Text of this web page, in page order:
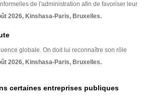
de l'administration afin de favoriser leur
2026, Kinshasa-Paris, Bruxelles.
globale. On doit lui reconnaître son rôle
2026, Kinshasa-Paris, Bruxelles.
certaines entreprises publiques